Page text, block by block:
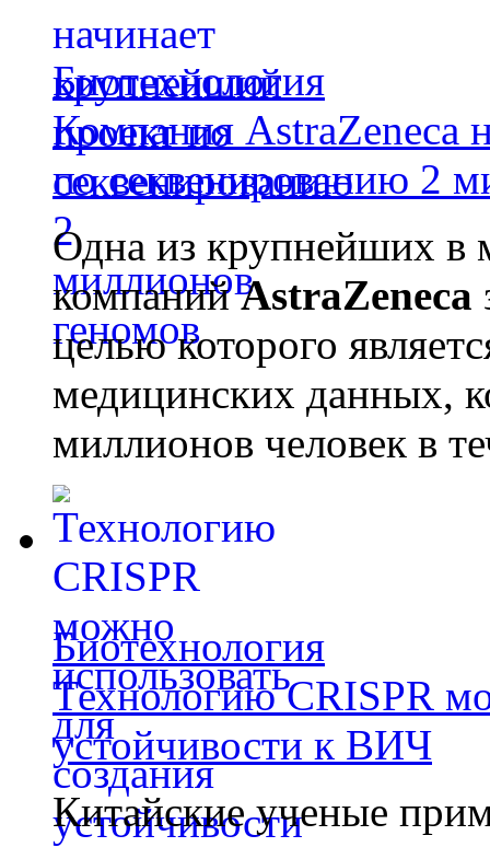
Биотехнология
Компания AstraZeneca
по секвенированию 2
Одна из крупнейших в
компанийAstraZeneca
целью которого
медицинских данных,
миллионов человек в
Биотехнология
Технологию CRISPR
устойчивости к ВИЧ
Китайские ученые